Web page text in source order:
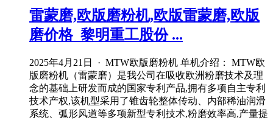
雷蒙磨,欧版磨粉机,欧版雷蒙磨,欧版
磨价格_黎明重工股份 ...
2025年4月21日 · MTW欧版磨粉机 单机介绍： MTW欧
版磨粉机（雷蒙磨）是我公司在吸收欧洲粉磨技术及理
念的基础上研发而成的国家专利产品,拥有多项自主专利
技术产权,该机型采用了锥齿轮整体传动、内部稀油润滑
系统、弧形风道等多项新型专利技术,粉磨效率高,产量提